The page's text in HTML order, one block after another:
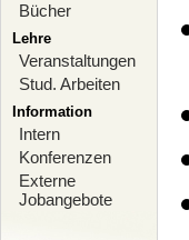
Bücher
Lehre
Veranstaltungen
Stud. Arbeiten
Information
Intern
Konferenzen
Externe
Jobangebote